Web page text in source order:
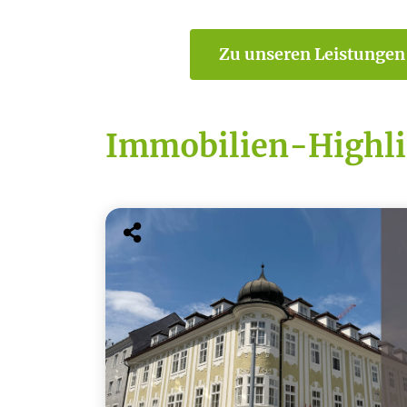
Zu unseren Leistungen
Immobilien-